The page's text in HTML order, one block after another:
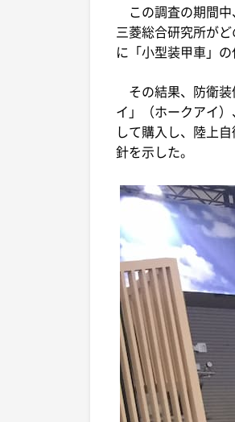
この調査の期間中
三菱総合研究所が
に「小型装甲車」
その結果、防衛装
イ」（ホークアイ
して購入し、陸上
針を示した。